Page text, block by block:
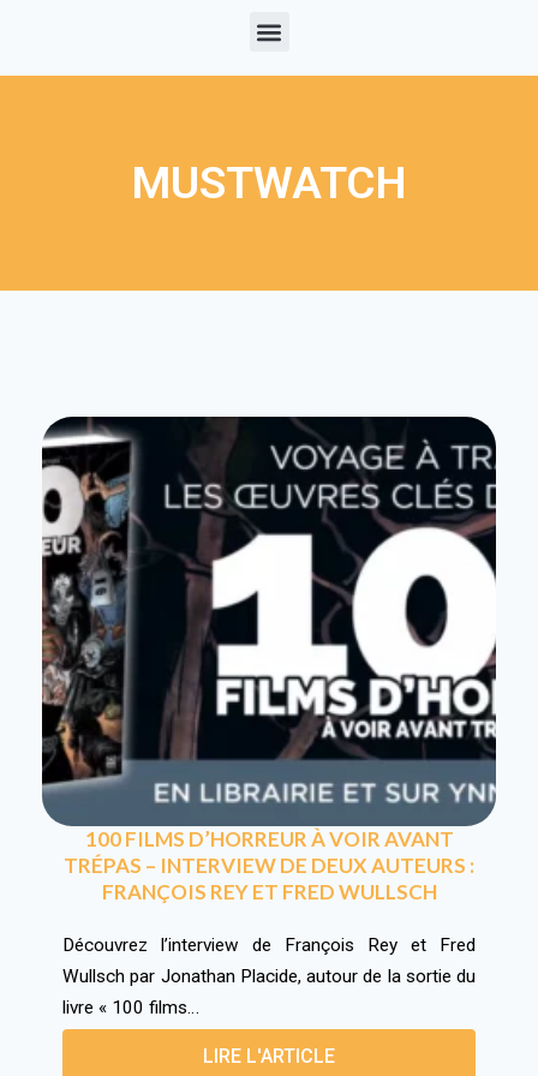
MUSTWATCH
100 FILMS D’HORREUR À VOIR AVANT
TRÉPAS – INTERVIEW DE DEUX AUTEURS :
FRANÇOIS REY ET FRED WULLSCH
Découvrez l’interview de François Rey et Fred
Wullsch par Jonathan Placide, autour de la sortie du
livre « 100 films…
LIRE L'ARTICLE